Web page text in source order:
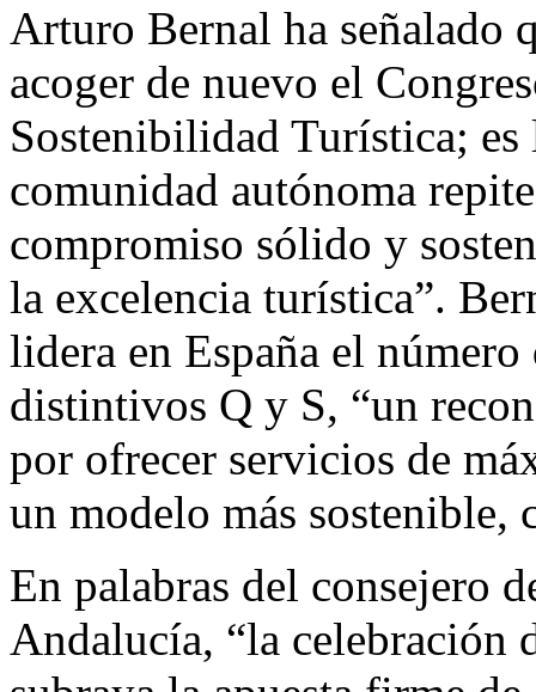
Arturo Bernal ha señalado
acoger de nuevo el
Sostenibilidad Turística; es
comunidad autónoma
compromiso sólido y
la excelencia turística”.
lidera en España el
distintivos Q y S, “un
por ofrecer servicios de
un modelo más sostenible,
En palabras del consejero
Andalucía, “la celebración